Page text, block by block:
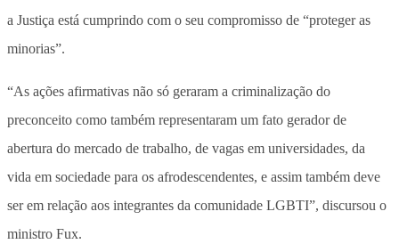
a Justiça está cumprindo com o seu compromisso de “proteger as
minorias”.
“As ações afirmativas não só geraram a criminalização do
preconceito como também representaram um fato gerador de
abertura do mercado de trabalho, de vagas em universidades, da
vida em sociedade para os afrodescendentes, e assim também deve
ser em relação aos integrantes da comunidade LGBTI”, discursou o
ministro Fux.